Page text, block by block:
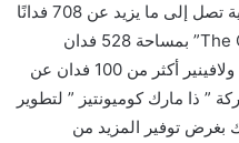
بثلاث مشروعات متميزة بمساحة كلية تصل إلى ما يزيد عن 708 فدانًا
The
” بمساحة 528 فدان
وجرين سكوير علي مساحة 80 فدان ولافينير أكثر من 100 فدان عن
” ذا مارك كوميونتيز ” لتطوير
بغرض توفير المزيد من